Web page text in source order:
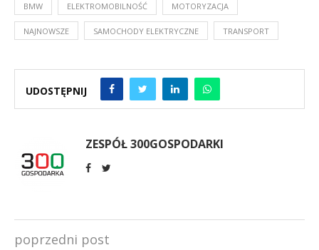
BMW ELEKTROMOBILNOŚĆ MOTORYZACJA
NAJNOWSZE SAMOCHODY ELEKTRYCZNE TRANSPORT
UDOSTĘPNIJ
ZESPÓŁ 300GOSPODARKI
poprzedni post